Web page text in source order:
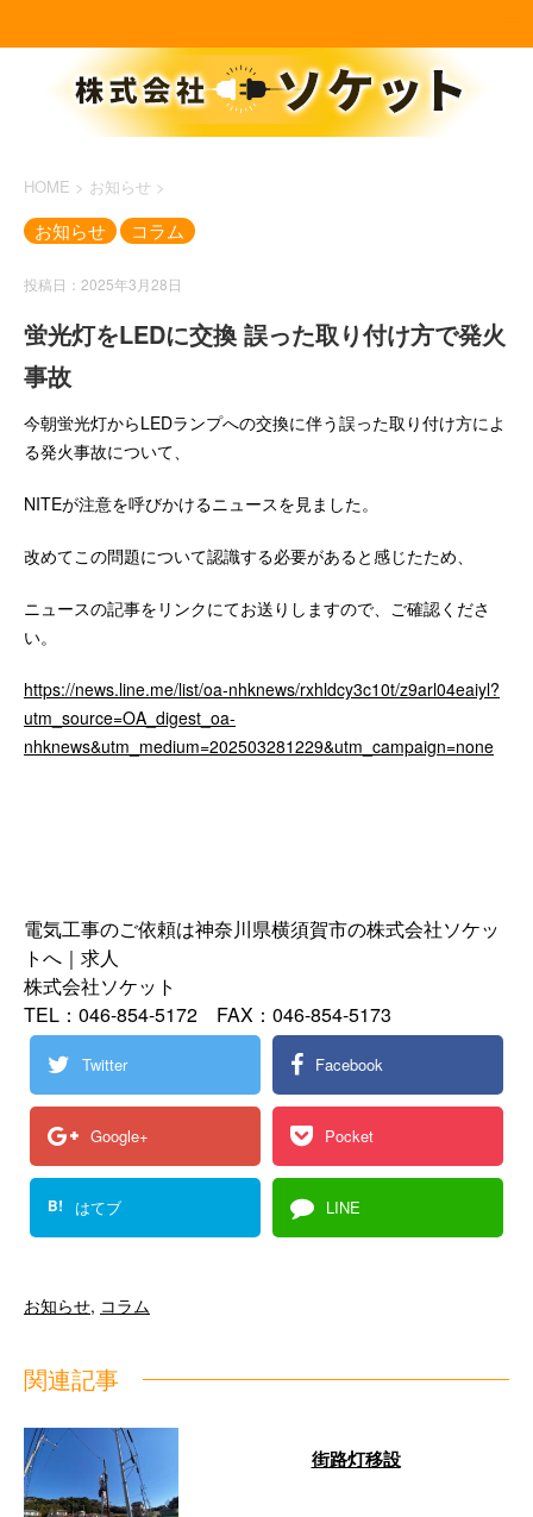
HOME > お知らせ >
お知らせ コラム
投稿日：2025年3月28日
蛍光灯をLEDに交換 誤った取り付け方で発火
事故
今朝蛍光灯からLEDランプへの交換に伴う誤った取り付け方によ
る発火事故について、
NITEが注意を呼びかけるニュースを見ました。
改めてこの問題について認識する必要があると感じたため、
ニュースの記事をリンクにてお送りしますので、ご確認くださ
い。
https://news.line.me/list/oa-nhknews/rxhldcy3c10t/z9arl04eaiyl?
utm_source=OA_digest_oa-
nhknews&utm_medium=202503281229&utm_campaign=none
電気工事のご依頼は神奈川県横須賀市の株式会社ソケッ
トへ｜求人
株式会社ソケット
TEL：046-854-5172 FAX：046-854-5173
Twitter Facebook
Google+ Pocket
B! はてブ LINE
お知らせ, コラム
関連記事
街路灯移設